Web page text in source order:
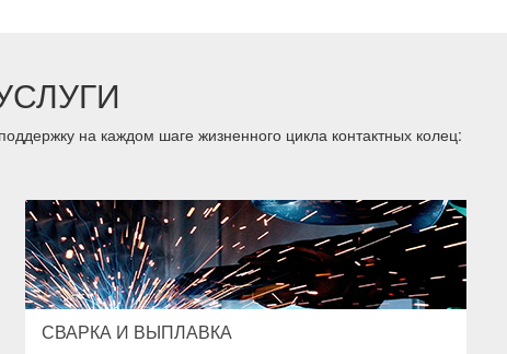
на каждом шаге жизненного цикла контактных колец:
СВАРКА И ВЫПЛАВКА